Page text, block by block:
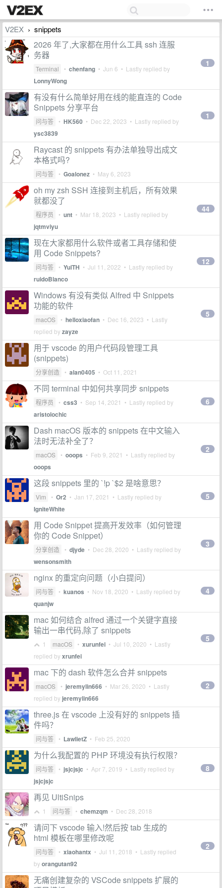
V2EX › snippets
2026 年了,大家都在用什么工具 ssh 连服
务器
Terminal • chenfang • Jun 6 • Lastly replied by
LonnyWong
1
有没有什么简单好用在线的能直连的 Code
Snippets 分享平台
问与答 • HK560 • Dec 22, 2023 • Lastly replied by
ysc3839
1
Raycast 的 snippets 有办法单独导出成文
本格式吗?
问与答 • Goalonez • May 6, 2023
oh my zsh SSH 连接到主机后，所有效果
就都没了
程序员 • unt • Mar 18, 2023 • Lastly replied by
jqtmviyu
44
现在大家都用什么软件或者工具存储和使
用 Code Snippets?
问与答 • YuiTH • Jul 11, 2022 • Lastly replied by
ruidoBlanco
12
Windows 有没有类似 Alfred 中 Snippets
功能的软件
macOS • helloxiaofan • Dec 16, 2023 • Lastly
replied byzayze
5
用于 vscode 的用户代码段管理工具
(snippets)
分享创造 • alan0405 • Oct 11, 2021
不同 terminal 中如何共享同步 snippets
程序员 • css3 • Sep 14, 2021 • Lastly replied by
aristolochic
6
Dash macOS 版本的 snippets 在中文输入
法时无法补全了？
macOS • ooops • Feb 9, 2021 • Lastly replied by
ooops
2
这段 snippets 里的 `!p `$2 是啥意思？
Vim • Or2 • Jan 17, 2021 • Lastly replied by
IgniteWhite
5
用 Code Snippet 提高开发效率（如何管理
你的 Code Snippet）
分享创造 • djyde • Dec 28, 2020 • Lastly replied by
wensonsmith
3
nginx 的重定向问题（小白提问）
问与答 • kuanos • Nov 18, 2020 • Lastly replied by
quanjw
4
mac 如何结合 alfred 通过一个关键字直接
输出一串代码,除了 snippets
1 macOS • xurunfei • Jul 10, 2020 • Lastly
replied byxrunfei
5
mac 下的 dash 软件怎么合并 snippets
macOS • jeremylin666 • Mar 26, 2020 • Lastly
replied by jeremylin666
2
three.js 在 vscode 上没有好的 snippets 插
件吗？
问与答 • LawlietZ • Feb 25, 2020
为什么我配置的 PHP 环境没有执行权限？
问与答 • jsjcjsjc • Apr 7, 2019 • Lastly replied by
jsjcjsjc
8
再见 UltiSnips
1 问与答 • chemzqm • Dec 28, 2018
请问下 vscode 输入!然后按 tab 生成的
html 模板在哪里修改呢
问与答 • xiaohantx • Jul 11, 2018 • Lastly replied
byorangutan92
2
无痛创建复杂的 VSCode snippets 扩展的